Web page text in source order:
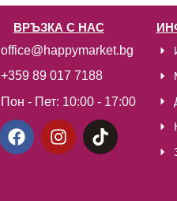
ВРЪЗКА С НАС
office@happymarket.bg
+359 89 017 7188
Пон - Пет: 10:00 - 17:00